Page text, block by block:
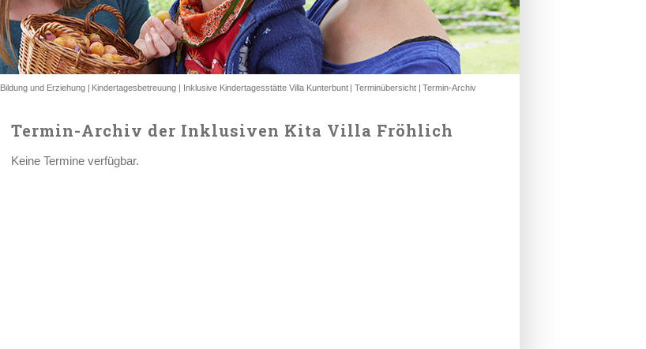
Bildung und Erziehung Kindertagesbetreuung Inklusive Kindertagesstätte Villa Kunterbunt Terminübersicht Termin-Archiv
Termin-Archiv der Inklusiven Kita Villa Fröhlich
Keine Termine verfügbar.